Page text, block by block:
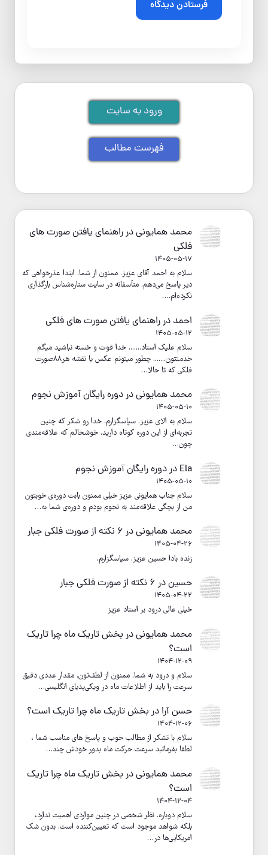
ورود به سایت
فهرست مطالب
محمد همایونیدرراهنمای یافتن صورت های
فلکی
1405-05-17
سلام به احمد آقای عزیز. ممنون از شما. ابتدا عذرخواهی که
دیر پاسخ می‌دهم. متأسفانه در سایت ستاره‌شناس بارگذاری
نکرده‌ام.…
احمد درراهنمای یافتن صورت های فلکی
1405-05-12
سلام علیک استاد....... خدا قوت و خسته نباشید میگم
خدمتتون....... چطور میتونم عکس یا نقشه هر۸۸صورت
فلکی که تا حالا…
محمد همایونیدردوره رایگان آموزش نجوم
1405-05-10
سلام به الای عزیز. سپاسگزارم. خدا رو شکر که چنین
تجربه‌ای از این دوره کوتاه دارید. خوشحالم که علاقه‌مندی
چون…
Ela دردوره رایگان آموزش نجوم
1405-05-10
سلام جناب همایونی عزیز خیلی ممنون بابت دوره‌ی خوبتون
من از بچگی علاقه‌مند به نجوم بودم و دوره‌ی شما به…
محمد همایونیدر ۶ نکته از صورت فلکی جبار
1405-04-26
زنده بادا حسین عزیز. سپاسگزارم.
حسیندر ۶ نکته از صورت فلکی جبار
1405-04-22
خیلی عالی درود بر استاد عزیز
محمد همایونیدر بخش تاریک ماه چرا تاریک
است؟
1404-12-09
سلام و درود به شما. ممنون از لطف‌تون. مقدار عددی دقیق
سرعت را باید از اطلاعات ماه در ویکی‌پدیای انگلیسی…
حسن آرا در بخش تاریک ماه چرا تاریک است؟
1404-12-06
سلام با تشکر از مطالب خوب و پاسخ های مناسب شما ،
لطفا بفرمائبد سرعت حرکت ماه بدور خودش چند…
محمد همایونیدر بخش تاریک ماه چرا تاریک
است؟
1404-12-04
سلام دوباره. نظر شخصی در چنین مواردی اهمیت ندارد،
بلکه شواهد موجود است که تعیین‌کننده است. بدون شک
امریکایی‌ها در…